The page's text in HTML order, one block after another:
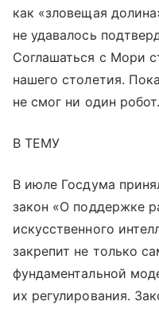
как «зловещая
не удавалось
Соглашаться с Мори
нашего столетия.
не смог ни один робот.
В ТЕМУ
В июле Госдума
закон «О поддержке
искусственного
закрепит не только
фундаментальной
их регулирования.